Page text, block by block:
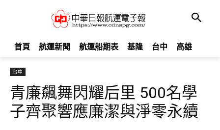
首頁 航運新聞 航運船期表 基隆 台中 高雄
台中
青廉飆舞閃耀后里 500名學
子齊聚響應廉潔與淨零永續